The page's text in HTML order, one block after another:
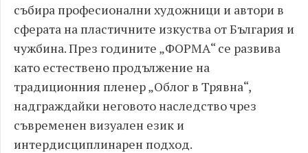
събира професионални художници и автори в
сферата на пластичните изкуства от България и
чужбина. През годините „ФОРМА“ се развива
като естествено продължение на
традиционния пленер „Облог в Трявна“,
надграждайки неговото наследство чрез
съвременен визуален език и
интердисциплинарен подход.